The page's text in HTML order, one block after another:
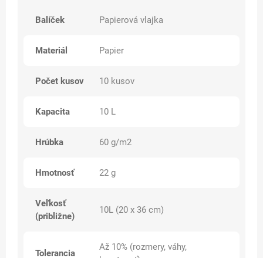
Balíček Papierová vlajka
Materiál Papier
Počet kusov 10 kusov
Kapacita 10 L
Hrúbka 60 g/m2
Hmotnosť 22 g
Veľkosť
(približne)
10L (20 x 36 cm)
Tolerancia
Až 10% (rozmery, váhy,